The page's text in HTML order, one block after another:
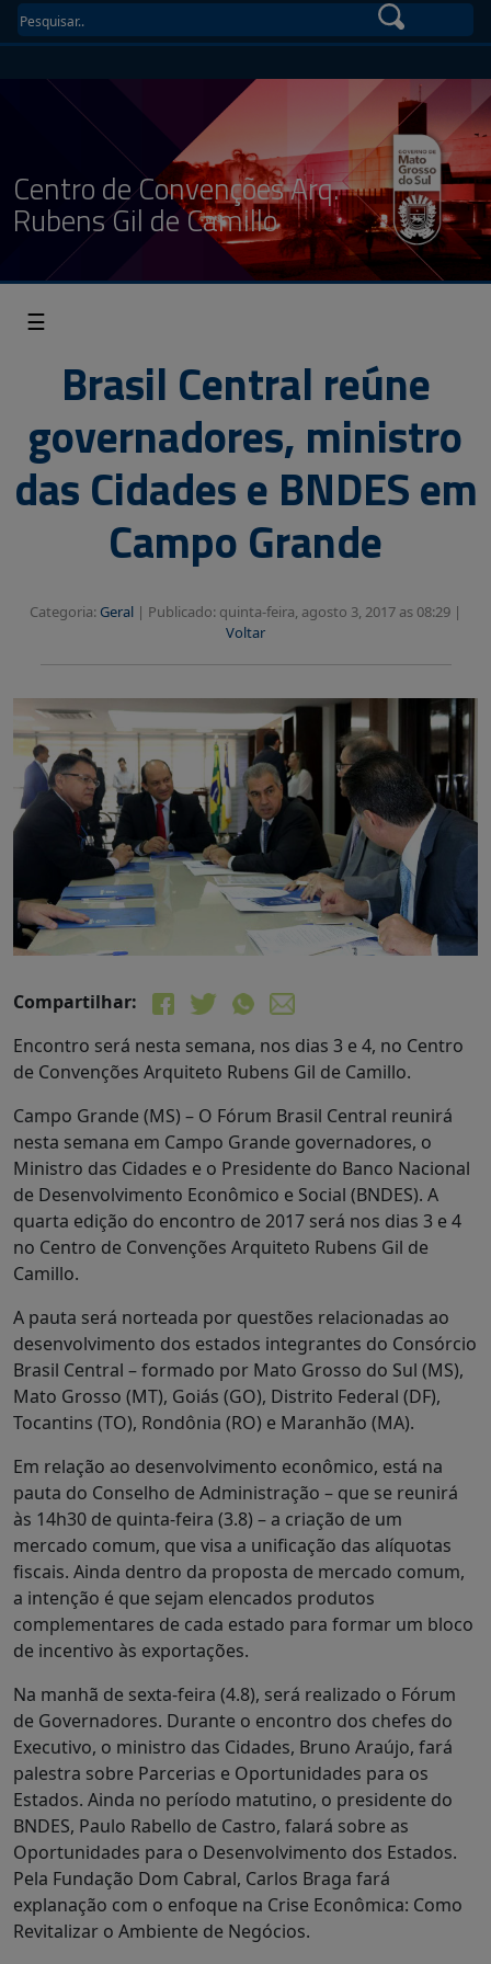
Centro de Convenções Arq.
Rubens Gil de Camillo
☰
Brasil Central reúne
governadores, ministro
das Cidades e BNDES em
Campo Grande
Categoria: Geral | Publicado: quinta-feira, agosto 3, 2017 as 08:29 |
Voltar
Compartilhar:
Encontro será nesta semana, nos dias 3 e 4, no Centro
de Convenções Arquiteto Rubens Gil de Camillo.
Campo Grande (MS) – O Fórum Brasil Central reunirá
nesta semana em Campo Grande governadores, o
Ministro das Cidades e o Presidente do Banco Nacional
de Desenvolvimento Econômico e Social (BNDES). A
quarta edição do encontro de 2017 será nos dias 3 e 4
no Centro de Convenções Arquiteto Rubens Gil de
Camillo.
A pauta será norteada por questões relacionadas ao
desenvolvimento dos estados integrantes do Consórcio
Brasil Central – formado por Mato Grosso do Sul (MS),
Mato Grosso (MT), Goiás (GO), Distrito Federal (DF),
Tocantins (TO), Rondônia (RO) e Maranhão (MA).
Em relação ao desenvolvimento econômico, está na
pauta do Conselho de Administração – que se reunirá
às 14h30 de quinta-feira (3.8) – a criação de um
mercado comum, que visa a unificação das alíquotas
fiscais. Ainda dentro da proposta de mercado comum,
a intenção é que sejam elencados produtos
complementares de cada estado para formar um bloco
de incentivo às exportações.
Na manhã de sexta-feira (4.8), será realizado o Fórum
de Governadores. Durante o encontro dos chefes do
Executivo, o ministro das Cidades, Bruno Araújo, fará
palestra sobre Parcerias e Oportunidades para os
Estados. Ainda no período matutino, o presidente do
BNDES, Paulo Rabello de Castro, falará sobre as
Oportunidades para o Desenvolvimento dos Estados.
Pela Fundação Dom Cabral, Carlos Braga fará
explanação com o enfoque na Crise Econômica: Como
Revitalizar o Ambiente de Negócios.